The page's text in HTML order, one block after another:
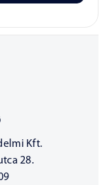
Kft.
28.